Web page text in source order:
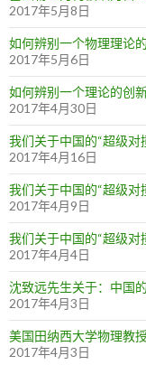
2017年5月8日
如何辨别一个物理理论
2017年5月6日
如何辨别一个理论的创
2017年4月30日
我们关于中国的“超级对
2017年4月16日
我们关于中国的“超级对
2017年4月9日
我们关于中国的“超级对
2017年4月4日
沈致远先生关于：中国
2017年4月3日
美国田纳西大学物理教
2017年4月3日